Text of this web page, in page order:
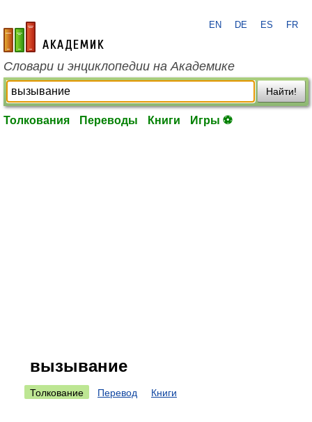
academic.ru
EN DE ES FR
Словари и энциклопедии на Академике
Найти!
Толкования Переводы Книги Игры ⚽
вызывание
Толкование Перевод Книги